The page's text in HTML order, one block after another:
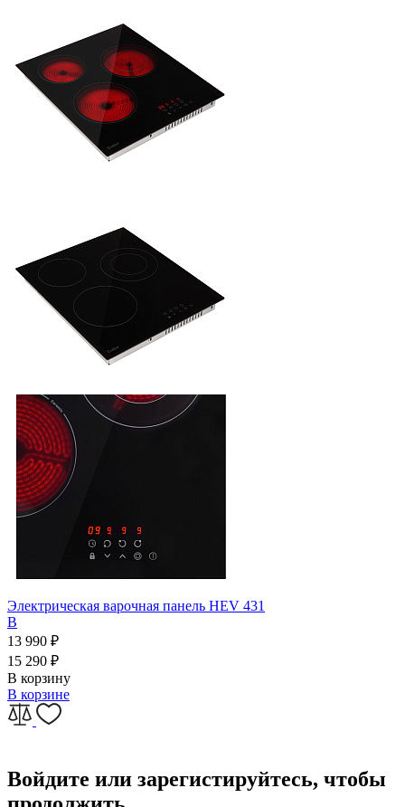
Электрическая варочная панель HEV 431
B
13 990 ₽
15 290 ₽
В корзину
В корзине
Войдите или зарегистируйтесь, чтобы